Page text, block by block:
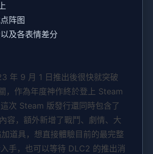
阵图
及各表情差分
年 9 月 1 日推出後很快就突破
，作為年度神作終於登上 Steam
次 Steam 版發行還同時包含了
容，額外新增了戰鬥、劇情、大
道具，想直接體驗目前的最完整
手，也可以等待 DLC2 的推出消